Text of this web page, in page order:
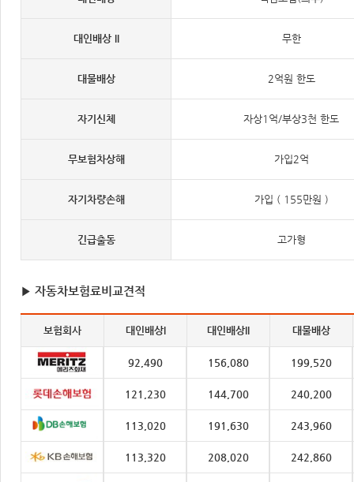
대인배상 II 무한
대물배상 2억원 한도
자기신체 자상1억/부상3천 한도
무보험차상해 가입2억
자기차량손해 가입 ( 155만원 )
긴급출동 고가형
▶ 자동차보험료비교견적
보험회사 대인배상I 대인배상II 대물배상
92,490 156,080 199,520
121,230 144,700 240,200
113,020 191,630 243,960
113,320 208,020 242,860